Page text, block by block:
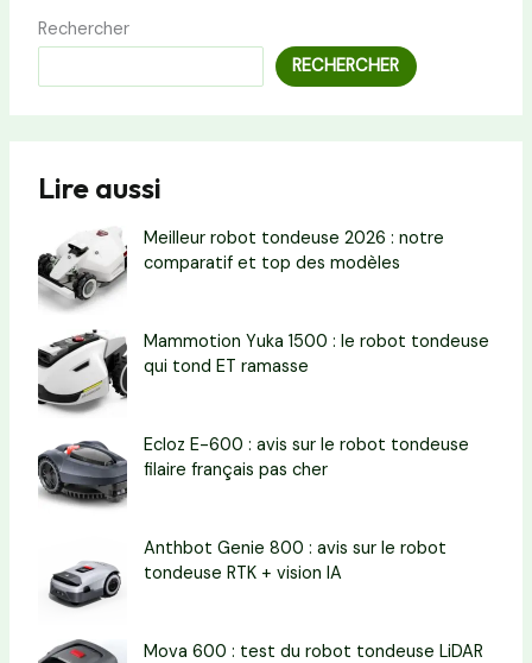
Rechercher
RECHERCHER
Lire aussi
Meilleur robot tondeuse 2026 : notre
comparatif et top des modèles
Mammotion Yuka 1500 : le robot tondeuse
qui tond ET ramasse
Ecloz E-600 : avis sur le robot tondeuse
filaire français pas cher
Anthbot Genie 800 : avis sur le robot
tondeuse RTK + vision IA
Mova 600 : test du robot tondeuse LiDAR